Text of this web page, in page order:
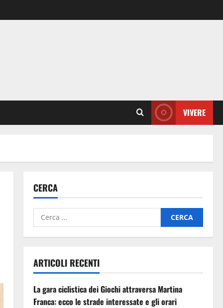
VIVERE
CERCA
ARTICOLI RECENTI
La gara ciclistica dei Giochi attraversa Martina
Franca: ecco le strade interessate e gli orari